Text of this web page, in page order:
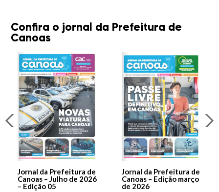
Confira o jornal da Prefeitura de
Canoas
Jornal da Prefeitura de
Canoas – Julho de 2026
– Edição 05
Jornal da Prefeitura de
Canoas – Edição março
de 2026